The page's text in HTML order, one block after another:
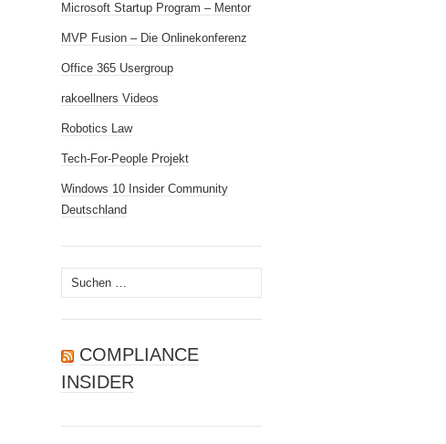
Microsoft Startup Program – Mentor
MVP Fusion – Die Onlinekonferenz
Office 365 Usergroup
rakoellners Videos
Robotics Law
Tech-For-People Projekt
Windows 10 Insider Community
Deutschland
Suchen
nach:
COMPLIANCE
INSIDER